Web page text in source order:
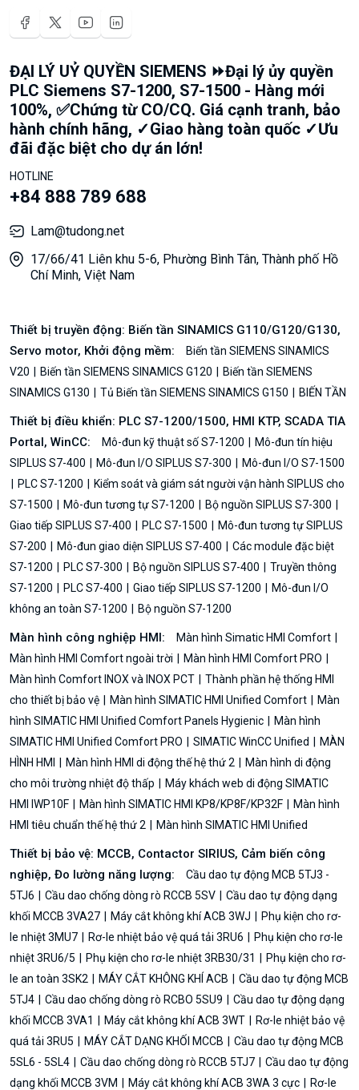
ĐẠI LÝ UỶ QUYỀN SIEMENS ⏩Đại lý ủy quyền
PLC Siemens S7-1200, S7-1500 - Hàng mới
100%, ✅Chứng từ CO/CQ. Giá cạnh tranh, bảo
hành chính hãng, ✓Giao hàng toàn quốc ✓Ưu
đãi đặc biệt cho dự án lớn!
HOTLINE
+84 888 789 688
Lam@tudong.net
17/66/41 Liên khu 5-6, Phường Bình Tân, Thành phố Hồ
Chí Minh, Việt Nam
Thiết bị truyền động: Biến tần SINAMICS G110/G120/G130,
Servo motor, Khởi động mềm:
Biến tần SIEMENS SINAMICS
V20
Biến tần SIEMENS SINAMICS G120
Biến tần SIEMENS
SINAMICS G130
Tủ Biến tần SIEMENS SINAMICS G150 BIẾN TẦN
Thiết bị điều khiển: PLC S7-1200/1500, HMI KTP, SCADA TIA
Portal, WinCC:
Mô-đun kỹ thuật số S7-1200
Mô-đun tín hiệu
SIPLUS S7-400
Mô-đun I/O SIPLUS S7-300
Mô-đun I/O S7-1500
PLC S7-1200
Kiểm soát và giám sát người vận hành SIPLUS cho
S7-1500
Mô-đun tương tự S7-1200
Bộ nguồn SIPLUS S7-300
Giao tiếp SIPLUS S7-400
PLC S7-1500
Mô-đun tương tự SIPLUS
S7-200
Mô-đun giao diện SIPLUS S7-400
Các module đặc biệt
S7-1200
PLC S7-300 Bộ nguồn SIPLUS S7-400
Truyền thông
S7-1200
PLC S7-400 Giao tiếp SIPLUS S7-1200
Mô-đun I/O
không an toàn S7-1200
Bộ nguồn S7-1200
Màn hình công nghiệp HMI:
Màn hình Simatic HMI Comfort
Màn hình HMI Comfort ngoài trời
Màn hình HMI Comfort PRO
Màn hình Comfort INOX và INOX PCT
Thành phần hệ thống HMI
cho thiết bị bảo vệ
Màn hình SIMATIC HMI Unified Comfort
Màn
hình SIMATIC HMI Unified Comfort Panels Hygienic
Màn hình
SIMATIC HMI Unified Comfort PRO
SIMATIC WinCC Unified
MÀN
HÌNH HMI
Màn hình HMI di động thế hệ thứ 2
Màn hình di động
cho môi trường nhiệt độ thấp
Máy khách web di động SIMATIC
HMI IWP10F
Màn hình SIMATIC HMI KP8/KP8F/KP32F
Màn hình
HMI tiêu chuẩn thế hệ thứ 2
Màn hình SIMATIC HMI Unified
Thiết bị bảo vệ: MCCB, Contactor SIRIUS, Cảm biến công
nghiệp, Đo lường năng lượng:
Cầu dao tự động MCB 5TJ3 -
5TJ6
Cầu dao chống dòng rò RCCB 5SV
Cầu dao tự động dạng
khối MCCB 3VA27
Máy cắt không khí ACB 3WJ
Phụ kiện cho rơ-
le nhiệt 3MU7
Rơ-le nhiệt bảo vệ quá tải 3RU6
Phụ kiện cho rơ-le
nhiệt 3RU6/5
Phụ kiện cho rơ-le nhiệt 3RB30/31
Phụ kiện cho rơ-
le an toàn 3SK2
MÁY CẮT KHÔNG KHÍ ACB
Cầu dao tự động MCB
5TJ4
Cầu dao chống dòng rò RCBO 5SU9
Cầu dao tự động dạng
khối MCCB 3VA1
Máy cắt không khí ACB 3WT
Rơ-le nhiệt bảo vệ
quá tải 3RU5
MÁY CẮT DẠNG KHỐI MCCB
Cầu dao tự động MCB
5SL6 - 5SL4
Cầu dao chống dòng rò RCCB 5TJ7
Cầu dao tự động
dạng khối MCCB 3VM
Máy cắt không khí ACB 3WA 3 cực
Rơ-le